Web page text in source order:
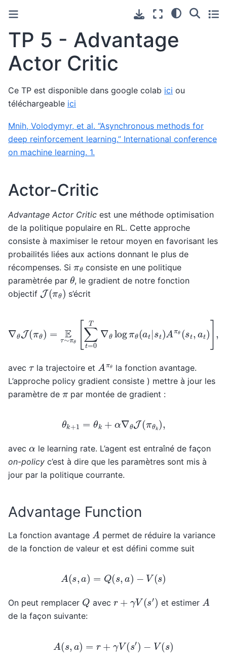
TP 5 - Advantage
Actor Critic
Ce TP est disponible dans google colab ici ou
téléchargeable ici
Mnih, Volodymyr, et al. “Asynchronous methods for
deep reinforcement learning.” International conference
on machine learning. 1.
Actor-Critic
Advantage Actor Critic est une méthode optimisation
de la politique populaire en RL. Cette approche
consiste à maximiser le retour moyen en favorisant les
probailités liées aux actions donnant le plus de
récompenses. Si πθ consiste en une politique
paramètrée par θ, le gradient de notre fonction
objectif J(πθ ) s’écrit
θ[ ∑t t,
avec τ la trajectoire et Aπθla fonction avantage.
L’approche policy gradient consiste ) mettre à jour les
paramètre de π par montée de gradient :
θ θ + α∇θ (πθk ,
avec α le learning rate. L’agent est entraîné de façon
on-policy c’est à dire que les paramètres sont mis à
jour par la politique courrante.
Advantage Function
La fonction avantage Apermet de réduire la variance
de la fonction de valeur et est défini comme suit
A s,a Q(s a)− (s)
On peut remplacer Q avec r+ γ V(s′) et estimer A
de la façon suivante:
A (s, =r + γV(s ′)− s)